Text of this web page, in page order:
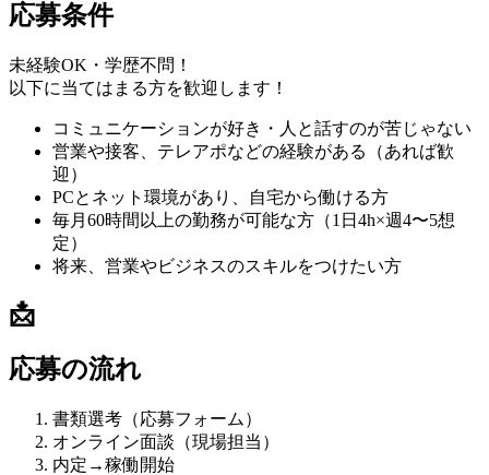
応募条件
未経験OK・学歴不問！
以下に当てはまる方を歓迎します！
コミュニケーションが好き・人と話すのが苦じゃない
営業や接客、テレアポなどの経験がある（あれば歓
迎）
PCとネット環境があり、自宅から働ける方
毎月60時間以上の勤務が可能な方（1日4h×週4〜5想
定）
将来、営業やビジネスのスキルをつけたい方
📩
応募の流れ
書類選考（応募フォーム）
オンライン面談（現場担当）
内定→稼働開始